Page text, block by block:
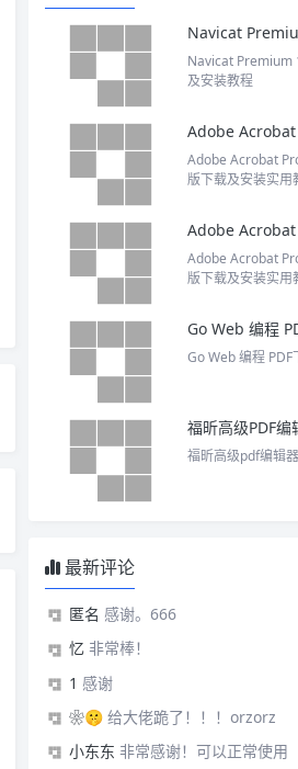
Navicat Premium
及安装教程
Adobe Acrobat
版下载及安装实用
Adobe Acrobat
版下载及安装实用
Go Web 编程
Go Web 编程 PDF
福昕高级pdf编辑
最新评论
匿名 感谢。666
忆 非常棒！
1 感谢
❀🤫 给大佬跪了！！！orzorz
小东东 非常感谢！可以正常使用